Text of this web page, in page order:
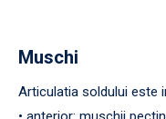
Muschi
Articulatia soldului este